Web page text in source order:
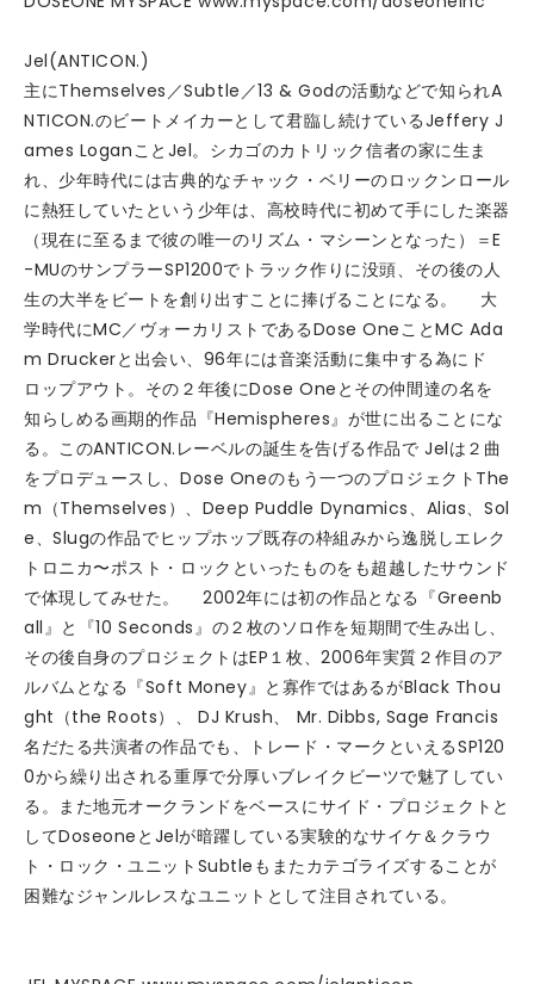
Jel(ANTICON.)
主にThemselves／Subtle／13 & Godの活動などで知られA
NTICON.のビートメイカーとして君臨し続けているJeffery J
ames LoganことJel。シカゴのカトリック信者の家に生ま
れ、少年時代には古典的なチャック・ベリーのロックンロール
に熱狂していたという少年は、高校時代に初めて手にした楽器
（現在に至るまで彼の唯一のリズム・マシーンとなった）＝E
-MUのサンプラーSP1200でトラック作りに没頭、その後の人
生の大半をビートを創り出すことに捧げることになる。 大
学時代にMC／ヴォーカリストであるDose OneことMC Ada
m Druckerと出会い、96年には音楽活動に集中する為にド
ロップアウト。その２年後にDose Oneとその仲間達の名を
知らしめる画期的作品『Hemispheres』が世に出ることにな
る。このANTICON.レーベルの誕生を告げる作品で Jelは２曲
をプロデュースし、Dose Oneのもう一つのプロジェクトThe
m（Themselves）、Deep Puddle Dynamics、Alias、Sol
e、Slugの作品でヒップホップ既存の枠組みから逸脱しエレク
トロニカ〜ポスト・ロックといったものをも超越したサウンド
で体現してみせた。 2002年には初の作品となる『Greenb
all』と『10 Seconds』の２枚のソロ作を短期間で生み出し、
その後自身のプロジェクトはEP１枚、2006年実質２作目のア
ルバムとなる『Soft Money』と寡作ではあるがBlack Thou
ght（the Roots）、 DJ Krush、 Mr. Dibbs, Sage Francis
名だたる共演者の作品でも、トレード・マークといえるSP120
0から繰り出される重厚で分厚いブレイクビーツで魅了してい
る。また地元オークランドをベースにサイド・プロジェクトと
してDoseoneとJelが暗躍している実験的なサイケ＆クラウ
ト・ロック・ユニットSubtleもまたカテゴライズすることが
困難なジャンルレスなユニットとして注目されている。